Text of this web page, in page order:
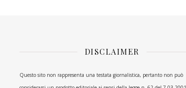
DISCLAIMER
Questo sito non rappresenta una testata giornalistica, pertanto non può